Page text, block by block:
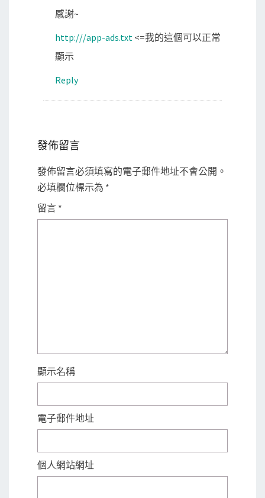
感謝~
http:///app-ads.txt <=我的這個可以正常
顯示
Reply
發佈留言
發佈留言必須填寫的電子郵件地址不會公開。
必填欄位標示為 *
留言 *
顯示名稱
電子郵件地址
個人網站網址